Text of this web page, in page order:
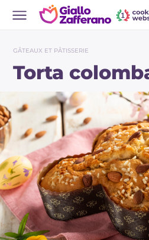
GÂTEAUX ET PÂTISSERIE
Torta